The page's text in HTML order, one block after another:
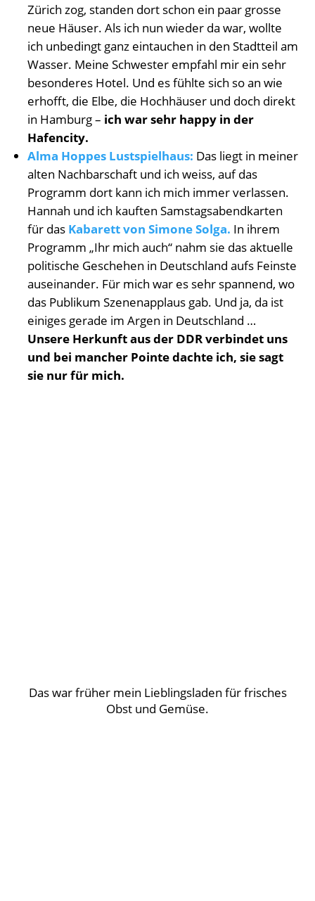
Zürich zog, standen dort schon ein paar grosse
neue Häuser. Als ich nun wieder da war, wollte
ich unbedingt ganz eintauchen in den Stadtteil am
Wasser. Meine Schwester empfahl mir ein sehr
besonderes Hotel. Und es fühlte sich so an wie
erhofft, die Elbe, die Hochhäuser und doch direkt
in Hamburg – ich war sehr happy in der
Hafencity.
Alma Hoppes Lustspielhaus: Das liegt in meiner
alten Nachbarschaft und ich weiss, auf das
Programm dort kann ich mich immer verlassen.
Hannah und ich kauften Samstagsabendkarten
für das Kabarett von Simone Solga. In ihrem
Programm „Ihr mich auch“ nahm sie das aktuelle
politische Geschehen in Deutschland aufs Feinste
auseinander. Für mich war es sehr spannend, wo
das Publikum Szenenapplaus gab. Und ja, da ist
einiges gerade im Argen in Deutschland …
Unsere Herkunft aus der DDR verbindet uns
und bei mancher Pointe dachte ich, sie sagt
sie nur für mich.
Das war früher mein Lieblingsladen für frisches
Obst und Gemüse.